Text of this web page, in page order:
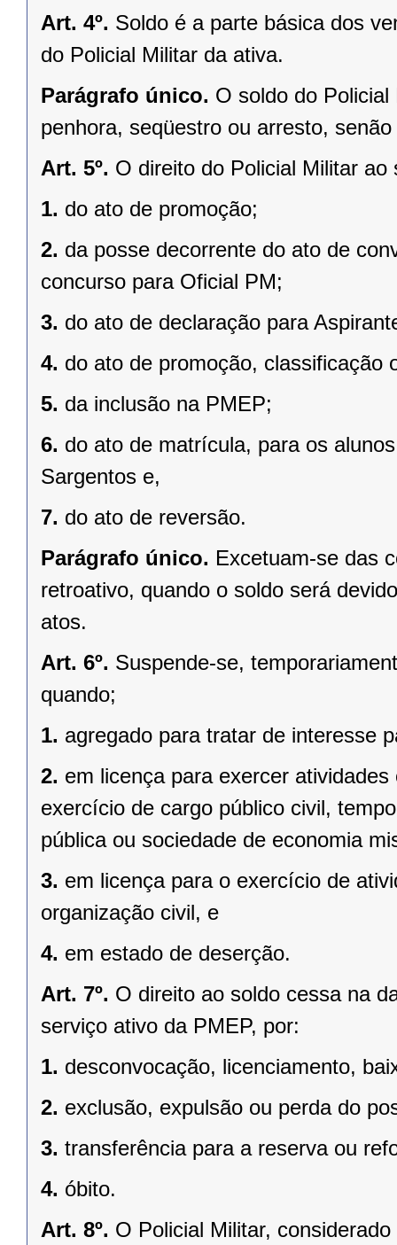
Art. 4º. Soldo é a parte básica dos
do Policial Militar da ativa.
Parágrafo único. O soldo do
penhora, seqüestro ou arresto,
Art. 5º. O direito do Policial Militar
1. do ato de promoção;
2. da posse decorrente do ato de
concurso para Oficial PM;
3. do ato de declaração para
4. do ato de promoção, classificação
5. da inclusão na PMEP;
6. do ato de matrícula, para os
Sargentos e,
7. do ato de reversão.
Parágrafo único. Excetuam-se das
retroativo, quando o soldo será
atos.
Art. 6º. Suspende-se,
quando;
1. agregado para tratar de interesse
2. em licença para exercer
exercício de cargo público civil,
pública ou sociedade de economia
3. em licença para o exercício de
organização civil, e
4. em estado de deserção.
Art. 7º. O direito ao soldo cessa na
serviço ativo da PMEP, por:
1. desconvocação, licenciamento,
2. exclusão, expulsão ou perda do
3. transferência para a reserva ou
4. óbito.
Art. 8º. O Policial Militar,